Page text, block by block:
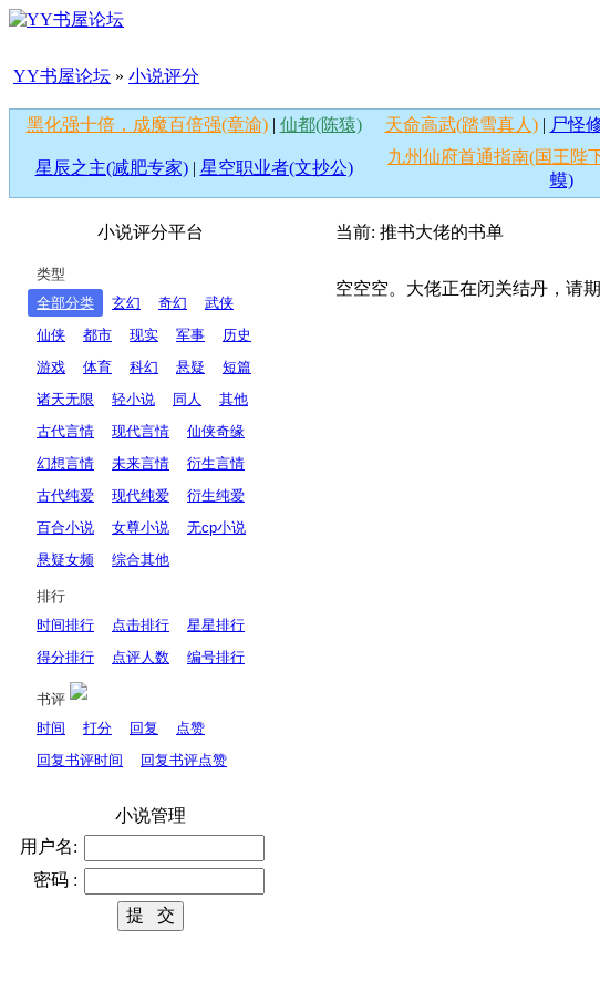
YY书屋论坛 » 小说评分
黑化强十倍，成魔百倍强(章渝)| 仙都(陈猿) 天命高武(踏雪真人)| 尸怪
星辰之主(减肥专家)| 星空职业者(文抄公)
九州仙府首通指南(国王陛
蟆)
小说评分平台
类型
全部分类
玄幻 奇幻
武侠
仙侠
都市 现实 军事
历史
游戏
体育 科幻 悬疑
短篇
诸天无限
轻小说 同人
其他
古代言情
现代言情
仙侠奇缘
幻想言情
未来言情
衍生言情
古代纯爱
现代纯爱
衍生纯爱
百合小说
女尊小说
无cp小说
悬疑女频
综合其他
排行
时间排行
点击排行
星星排行
得分排行
点评人数 编号排行
书评
时间
打分 回复
点赞
回复书评时间
回复书评点赞
小说管理
用户名:
密码 :
当前: 推书大佬的书单
空空空。大佬正在闭关结丹，请